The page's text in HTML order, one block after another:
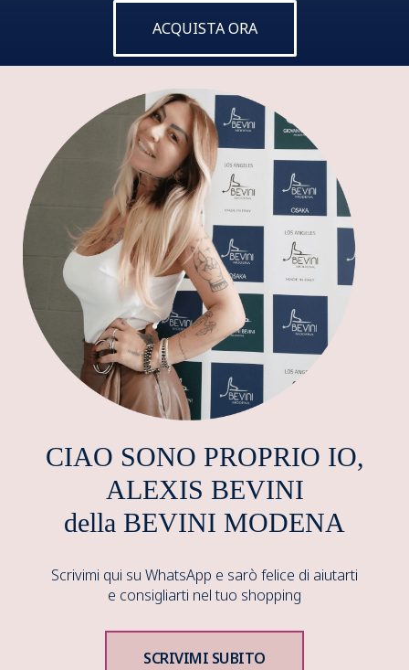
ACQUISTA ORA
CIAO SONO PROPRIO IO,
ALEXIS BEVINI
della BEVINI MODENA
Scrivimi qui su WhatsApp e sarò felice di aiutarti
e consigliarti nel tuo shopping
SCRIVIMI SUBITO